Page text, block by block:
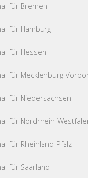
für Bremen
für Hamburg
für Hessen
für Mecklenburg-
für Niedersachsen
für Nordrhein-
für Rheinland-Pfalz
für Saarland